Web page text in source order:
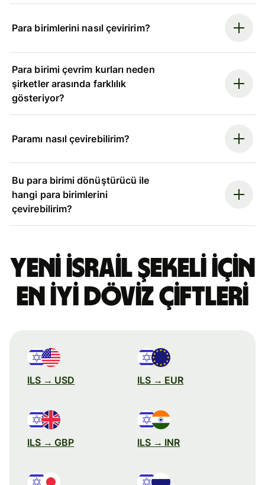
Para birimlerini nasıl çeviririm?
Para birimi çevrim kurları neden
şirketler arasında farklılık
gösteriyor?
Paramı nasıl çevirebilirim?
Bu para birimi dönüştürücü ile
hangi para birimlerini
çevirebilirim?
Yeni İsrail şekeli için
en iyi döviz çiftleri
ILS → USD ILS → EUR
ILS → GBP ILS → INR